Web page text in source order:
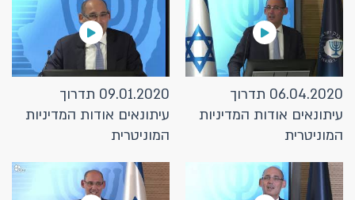
06.04.2020 תדרוך
עיתונאים אודות המדיניות
המוניטרית
09.01.2020 תדרוך
עיתונאים אודות המדיניות
המוניטרית